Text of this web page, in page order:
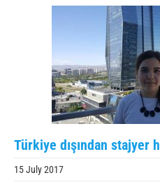
Türkiye dışından stajyer
15 July 2017